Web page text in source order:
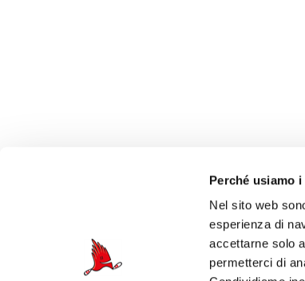
Perché usiamo
Nel sito web
esperienza di
accettarne solo
permetterci di